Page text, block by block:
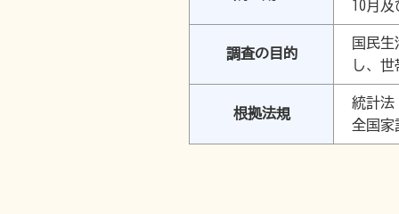
10月及
調査の目的
国民
し、
根拠法規
統計法
全国家